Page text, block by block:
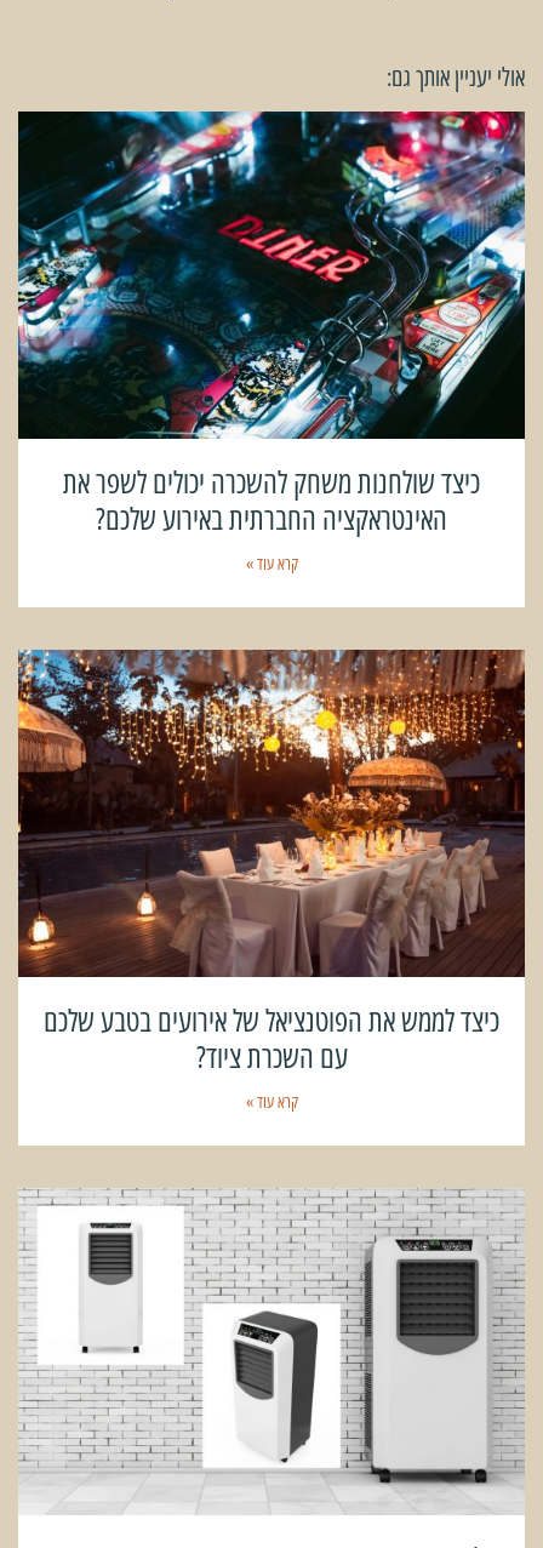
אולי יעניין אותך גם:
כיצד שולחנות משחק להשכרה יכולים לשפר את
האינטראקציה החברתית באירוע שלכם?
קרא עוד »
כיצד לממש את הפוטנציאל של אירועים בטבע שלכם
עם השכרת ציוד?
קרא עוד »